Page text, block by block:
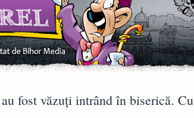
fost văzuţi intrând în biserică. Cu